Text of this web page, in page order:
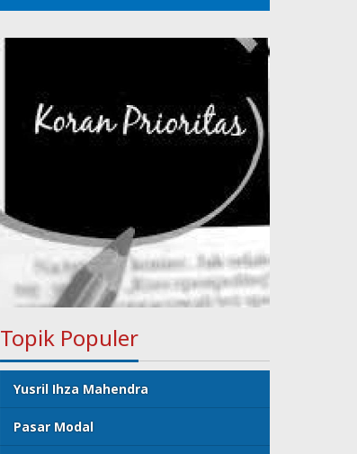
Topik Populer
Yusril Ihza Mahendra
Pasar Modal